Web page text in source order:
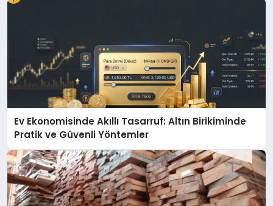
Ev Ekonomisinde Akıllı Tasarruf: Altın Birikiminde
Pratik ve Güvenli Yöntemler